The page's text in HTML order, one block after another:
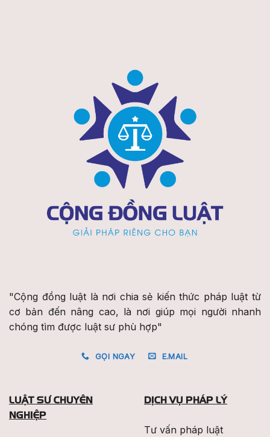
"Cộng đồng luật là nơi chia sẻ kiến thức pháp luật từ
cơ bản đến nâng cao, là nơi giúp mọi người nhanh
chóng tìm được luật sư phù hợp"
GỌI NGAY E.MAIL
LUẬT SƯ CHUYÊN
NGHIỆP
DỊCH VỤ PHÁP LÝ
Tư vấn pháp luật